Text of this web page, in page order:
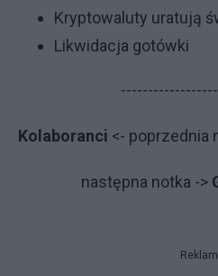
Kryptowaluty uratują
Likwidacja gotówki
Kolaboranci <- poprzednia
następna notka ->